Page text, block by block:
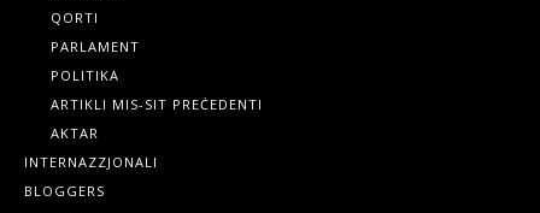
QORTI
PARLAMENT
POLITIKA
ARTIKLI MIS-SIT PREĊEDENTI
AKTAR
INTERNAZZJONALI
BLOGGERS